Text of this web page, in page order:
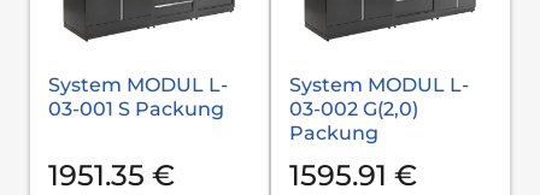
System MODUL L-
03-001 S Packung
1951.35 €
System MODUL L-
03-002 G(2,0)
Packung
1595.91 €